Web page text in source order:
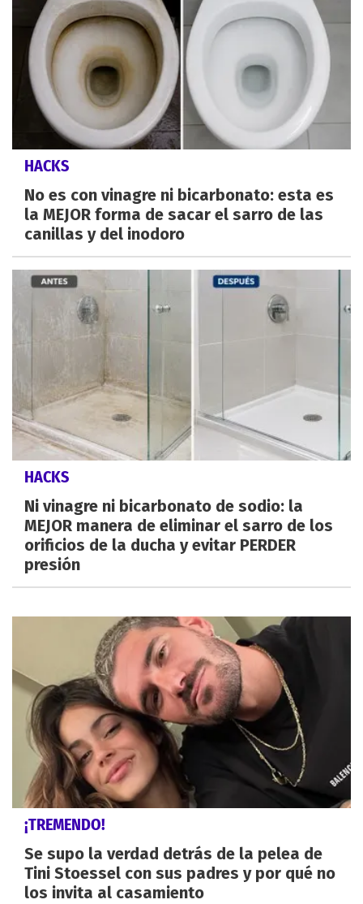
HACKS
No es con vinagre ni bicarbonato: esta es
la MEJOR forma de sacar el sarro de las
canillas y del inodoro
HACKS
Ni vinagre ni bicarbonato de sodio: la
MEJOR manera de eliminar el sarro de los
orificios de la ducha y evitar PERDER
presión
¡TREMENDO!
Se supo la verdad detrás de la pelea de
Tini Stoessel con sus padres y por qué no
los invita al casamiento